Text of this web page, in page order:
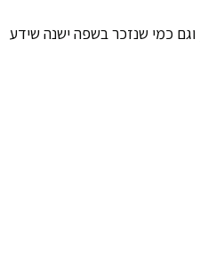
כמי שנזכר בשפה ישנה שידע